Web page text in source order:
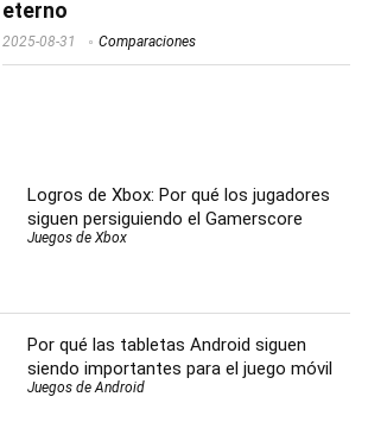
eterno
2025-08-31 Comparaciones
Logros de Xbox: Por qué los jugadores
siguen persiguiendo el Gamerscore
Juegos de Xbox
Por qué las tabletas Android siguen
siendo importantes para el juego móvil
Juegos de Android